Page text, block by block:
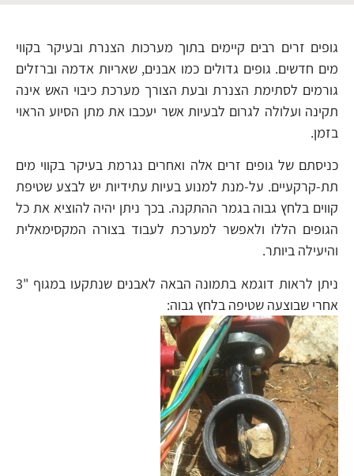
גופים זרים רבים קיימים בתוך מערכות הצנרת ובעיקר בקווי
מים חדשים. גופים גדולים כמו אבנים, שאריות אדמה וברזלים
גורמים לסתימת הצנרת ובעת הצורך מערכת כיבוי האש אינה
תקינה ועלולה לגרום לבעיות אשר יעכבו את מתן הסיוע הראוי
בזמן.
כניסתם של גופים זרים אלה ואחרים נגרמת בעיקר בקווי מים
תת-קרקעיים. על-מנת למנוע בעיות עתידיות יש לבצע שטיפת
קווים בלחץ גבוה בגמר ההתקנה. בכך ניתן יהיה להוציא את כל
הגופים הללו ולאפשר למערכת לעבוד בצורה המקסימאלית
והיעילה ביותר.
ניתן לראות דוגמא בתמונה הבאה לאבנים שנתקעו במגוף "3
אחרי שבוצעה שטיפה בלחץ גבוה: